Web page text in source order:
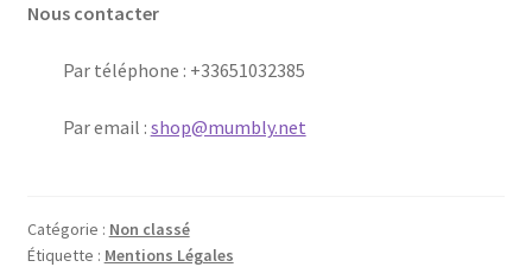
Nous contacter
Par téléphone : +33651032385
Par email : shop@mumbly.net
Catégorie : Non classé
Étiquette : Mentions Légales